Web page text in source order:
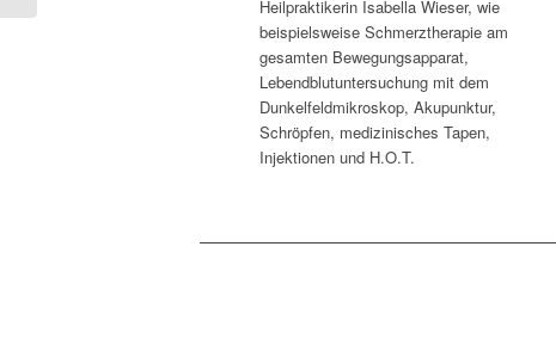
Heilpraktikerin Isabella Wieser, wie
beispielsweise Schmerztherapie am
gesamten Bewegungsapparat,
Lebendblutuntersuchung mit dem
Dunkelfeldmikroskop, Akupunktur,
Schröpfen, medizinisches Tapen,
Injektionen und H.O.T.